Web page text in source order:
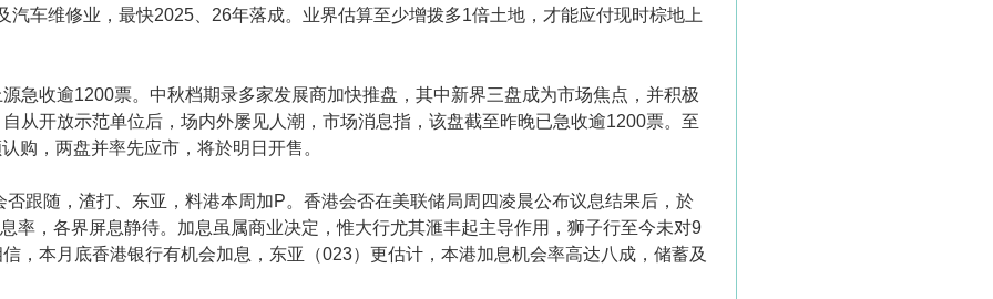
汽车维修业，最快2025、26年落成。业界估算至少增拨多1倍土地，才能应付现时棕地上
急收逾1200票。中秋档期录多家发展商加快推盘，其中新界三盘成为市场焦点，并积极
从开放示范单位后，场内外屡见人潮，市场消息指，该盘截至昨晚已急收逾1200票。至
购，两盘并率先应市，将於明日开售。
跟随，渣打、东亚，料港本周加P。香港会否在美联储局周四凌晨公布议息结果后，於
率，各界屏息静待。加息虽属商业决定，惟大行尤其滙丰起主导作用，狮子行至今未对9
，本月底香港银行有机会加息，东亚（023）更估计，本港加息机会率高达八成，储蓄及